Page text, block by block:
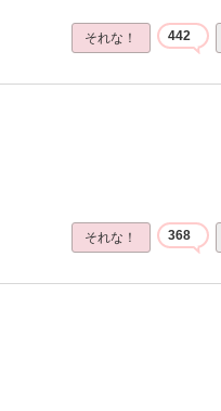
それな！ 442
それな！ 368